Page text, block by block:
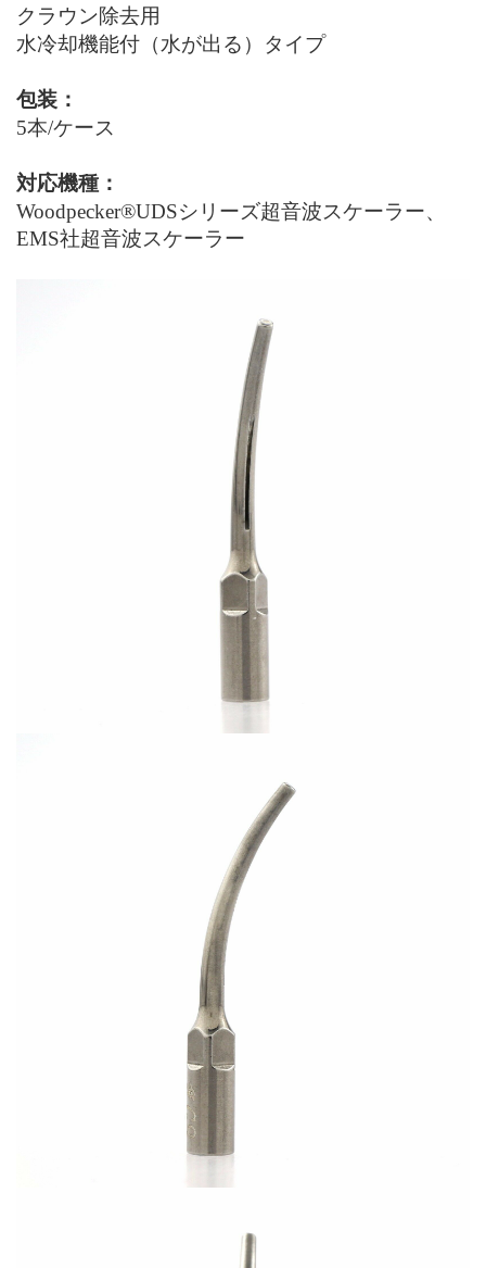
クラウン除去用
水冷却機能付（水が出る）タイプ
包装：
5本/ケース
対応機種：
Woodpecker®UDSシリーズ超音波スケーラー、
EMS社超音波スケーラー